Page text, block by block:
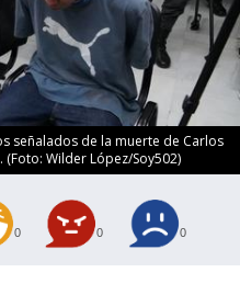
señalados de la muerte de Carlos
Wilder López/Soy502)
0 0 0